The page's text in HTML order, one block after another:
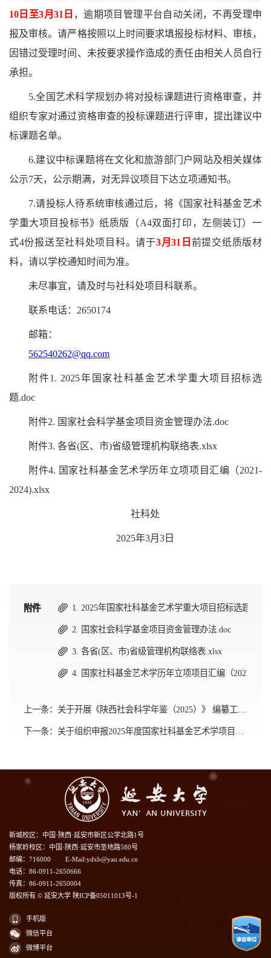
10日至3月31日 ，逾期项目管理平台自动关闭，不再受理申
报及审核。请严格按照以上时间要求填报投标材料、审核，
因错过受理时间、未按要求操作造成的责任由相关人员自行
承担。
5.全国艺术科学规划办将对投标课题进行资格审查，并
组织专家对通过资格审查的投标课题进行评审，提出建议中
标课题名单。
6.建议中标课题将在文化和旅游部门户网站及相关媒体
公示7天，公示期满，对无异议项目下达立项通知书。
7.请投标人待系统审核通过后，将《国家社科基金艺术
学重大项目投标书》纸质版（A4双面打印，左侧装订）一
式4份报送至社科处项目科。请于3月31日 前提交纸质版材
料， 请以学校通知时间为准。
未尽事宜，请及时与社科处项目科联系。
联系电话： 2650174
邮箱：
562540262@qq.com
附件1. 2025年国家社科基金艺术学重大项目招标选
题.doc
附件2. 国家社会科学基金项目资金管理办法.doc
附件3. 各省(区、市)省级管理机构联络表.xlsx
附件4. 国家社科基金艺术学历年立项项目汇编（2021-
2024).xlsx
社科处
2025年3月3日
附件 1. 2025年国家社科基金艺术学重大项目招标选题.doc
附件
2. 国家社会科学基金项目资金管理办法.doc
附件
3. 各省(区、市)省级管理机构联络表.xlsx
附件
4. 国家社科基金艺术学历年立项项目汇编（2021-
上一条：
下一条：
新城校区：中国·陕西·延安市新区公学北路1号
杨家岭校区：中国·陕西·延安市圣地路580号
邮编：716000
E-Mail:ydxb@yau.edu.cn
电话：86-0911-2650666
传真：86-0911-2650004
版权所有 © 延安大学 陕ICP备05011013号-1
手机版
微信平台
微博平台